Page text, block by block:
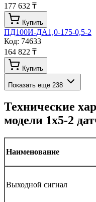
177 632 ₸
Купить
ПД100И-ДА1,0-175-0,5-2
Код: 74633
164 822 ₸
Купить
Показать еще 238
Технические
модели 1х5-2
Наименование
Выходной сигнал